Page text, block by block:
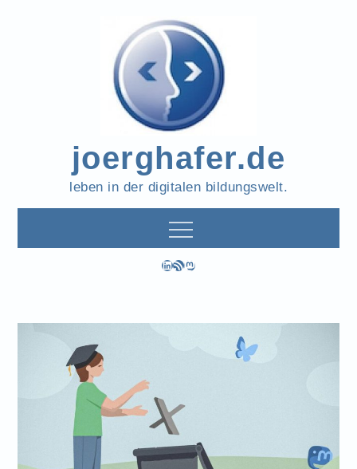
joerghafer.de
leben in der digitalen bildungswelt.
LinkedIn
RSS-FeedMastodon